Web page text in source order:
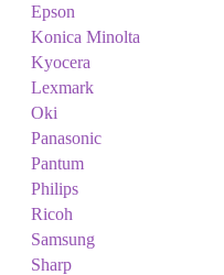
Epson
Konica Minolta
Kyocera
Lexmark
Oki
Panasonic
Pantum
Philips
Ricoh
Samsung
Sharp